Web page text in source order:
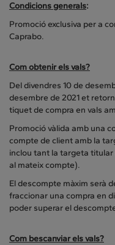
Condicions generals:
Promoció exclusiva per a
Caprabo.
Com obtenir els vals?
Del divendres 10 de
desembre de 2021 et
tiquet de compra en vals
Promoció vàlida amb una
compte de client amb la
inclou tant la targeta
al mateix compte).
El descompte màxim serà
fraccionar una compra en
poder superar el
Com bescanviar els vals?